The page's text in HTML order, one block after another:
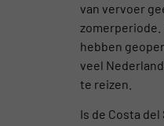
van vervoer
zomerperiode.
hebben
veel
te reizen.
Is de Costa